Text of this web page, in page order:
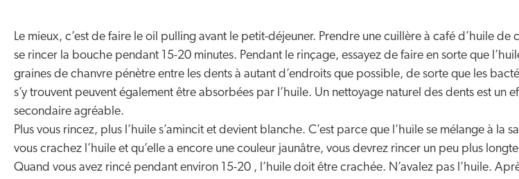
Le mieux, c’est de faire le oil pulling avant le petit-déjeuner. Prendre une cuillère à café d’huile de
se rincer la bouche pendant 15-20 minutes. Pendant le rinçage, essayez de faire en sorte que
graines de chanvre pénètre entre les dents à autant d’endroits que possible, de sorte que les
s’y trouvent peuvent également être absorbées par l’huile. Un nettoyage naturel des dents est un
secondaire agréable.
Plus vous rincez, plus l’huile s’amincit et devient blanche. C’est parce que l’huile se mélange à la
vous crachez l’huile et qu’elle a encore une couleur jaunâtre, vous devrez rincer un peu plus
Quand vous avez rincé pendant environ 15-20 , l’huile doit être crachée. N’avalez pas l’huile.